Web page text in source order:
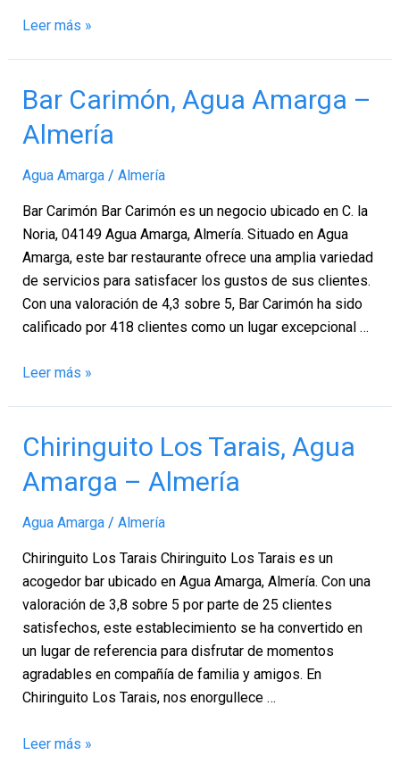
Leer más »
Bar Carimón, Agua Amarga –
Almería
Agua Amarga/ Almería
Bar Carimón Bar Carimón es un negocio ubicado en C. la
Noria, 04149 Agua Amarga, Almería. Situado en Agua
Amarga, este bar restaurante ofrece una amplia variedad
de servicios para satisfacer los gustos de sus clientes.
Con una valoración de 4,3 sobre 5, Bar Carimón ha sido
calificado por 418 clientes como un lugar excepcional …
Bar
Carimón,
Agua
–
Almería
Leer más »
Chiringuito Los Tarais, Agua
Amarga – Almería
Agua Amarga/ Almería
Chiringuito Los Tarais Chiringuito Los Tarais es un
acogedor bar ubicado en Agua Amarga, Almería. Con una
valoración de 3,8 sobre 5 por parte de 25 clientes
satisfechos, este establecimiento se ha convertido en
un lugar de referencia para disfrutar de momentos
agradables en compañía de familia y amigos. En
Chiringuito Los Tarais, nos enorgullece …
Chiringuito
Tarais,
Amarga
–
Almería
Leer más »